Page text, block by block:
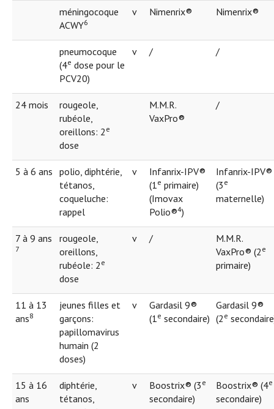
méningocoque
ACWY6
v Nimenrix® Nimenrix®
pneumocoque
(4e dose pour le
PCV20)
v / /
24 mois
rougeole,
rubéole,
oreillons: 2 e
dose
M.M.R.
VaxPro®
/
5 à 6 ans polio, diphtérie,
tétanos,
coqueluche:
rappel
v
Infanrix-IPV®
(1e primaire)
(Imovax
Polio®4)
Infanrix-IPV®
(3 e
maternelle)
7 à 9 ans
7
rougeole,
oreillons,
rubéole: 2 e
dose
v /
M.M.R.
VaxPro® (2 e
primaire)
11 à 13
ans8
jeunes filles et
garçons:
papillomavirus
humain (2
doses)
v
Gardasil 9®
(1e secondaire)
Gardasil 9®
(2 e
15 à 16
ans
diphtérie,
tétanos,
v Boostrix® (3 e
secondaire)
Boostrix® (4e
secondaire)